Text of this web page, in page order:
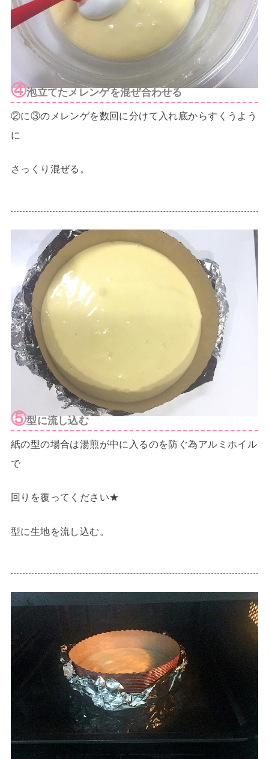
④泡立てたメレンゲを混ぜ合わせる
②に③のメレンゲを数回に分けて入れ底からすくうよう
に
さっくり混ぜる。
⑤型に流し込む
紙の型の場合は湯煎が中に入るのを防ぐ為アルミホイル
で
回りを覆ってください★
型に生地を流し込む。